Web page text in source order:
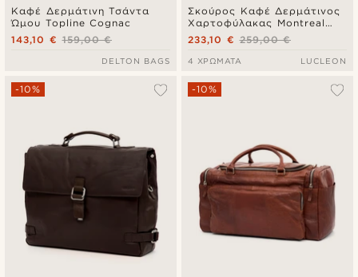
Καφέ Δερμάτινη Τσάντα
Ώμου Topline Cognac
159,00 €
143,10 €
DELTON BAGS
Σκούρος Καφέ Δερμάτινος
Χαρτοφύλακας Montreal
Compact 259,00 €
233,10 €
4 ΧΡΏΜΑΤΑ LUCLEON
-10% -10%